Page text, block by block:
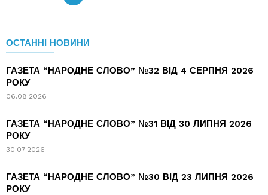
ОСТАННІ НОВИНИ
ГАЗЕТА “НАРОДНЕ СЛОВО” №32 ВІД 4 СЕРПНЯ 2026
РОКУ
06.08.2026
ГАЗЕТА “НАРОДНЕ СЛОВО” №31 ВІД 30 ЛИПНЯ 2026
РОКУ
30.07.2026
ГАЗЕТА “НАРОДНЕ СЛОВО” №30 ВІД 23 ЛИПНЯ 2026
РОКУ